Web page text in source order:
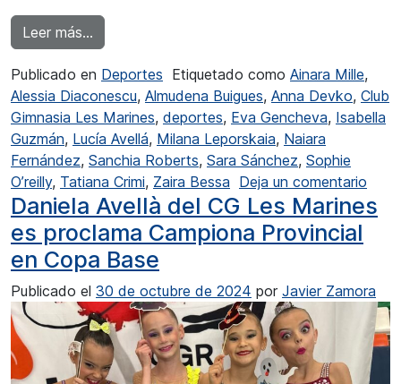
Leer más…
Publicado en Deportes Etiquetado como Ainara Mille,
Alessia Diaconescu, Almudena Buigues, Anna Devko, Club
Gimnasia Les Marines, deportes, Eva Gencheva, Isabella
Guzmán, Lucía Avellá, Milana Leporskaia, Naiara
Fernández, Sanchia Roberts, Sara Sánchez, Sophie
O’reilly, Tatiana Crimi, Zaira Bessa Deja un comentario
Daniela Avellà del CG Les Marines
es proclama Campiona Provincial
en Copa Base
Publicado el 30 de octubre de 2024 por Javier Zamora